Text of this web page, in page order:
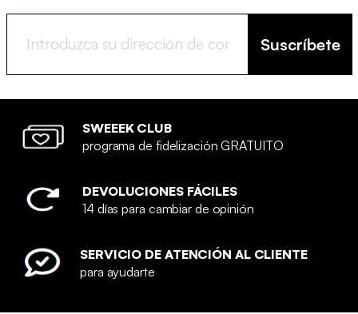
Suscríbete
SWEEEK CLUB
programa de fidelización GRATUITO
DEVOLUCIONES FÁCILES
14 días para cambiar de opinión
SERVICIO DE ATENCIÓN AL CLIENTE
para ayudarte